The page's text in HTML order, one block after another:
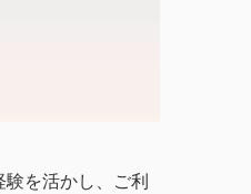
を活かし、ご利